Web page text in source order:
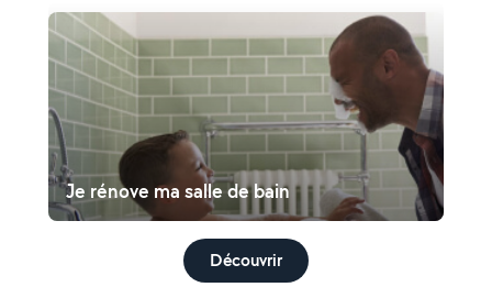
Je rénove ma salle de bain
Découvrir